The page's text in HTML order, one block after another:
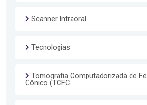
Scanner Intraoral
Tecnologias
Tomografia Computadorizada de
Cônico (TCFC